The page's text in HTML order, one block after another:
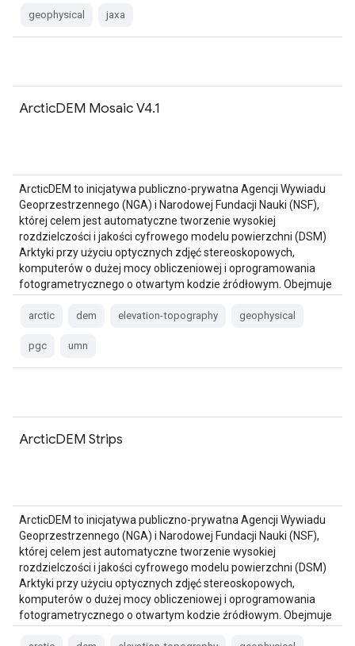
geophysical jaxa
ArcticDEM Mosaic V4.1
ArcticDEM to inicjatywa publiczno-prywatna Agencji Wywiadu
Geoprzestrzennego (NGA) i Narodowej Fundacji Nauki (NSF),
której celem jest automatyczne tworzenie wysokiej
rozdzielczości i jakości cyfrowego modelu powierzchni (DSM)
Arktyki przy użyciu optycznych zdjęć stereoskopowych,
komputerów o dużej mocy obliczeniowej i oprogramowania
fotogrametrycznego o otwartym kodzie źródłowym. Obejmuje
arctic dem elevation-topography geophysical
pgc umn
ArcticDEM Strips
ArcticDEM to inicjatywa publiczno-prywatna Agencji Wywiadu
Geoprzestrzennego (NGA) i Narodowej Fundacji Nauki (NSF),
której celem jest automatyczne tworzenie wysokiej
rozdzielczości i jakości cyfrowego modelu powierzchni (DSM)
Arktyki przy użyciu optycznych zdjęć stereoskopowych,
komputerów o dużej mocy obliczeniowej i oprogramowania
fotogrametrycznego o otwartym kodzie źródłowym. Obejmuje